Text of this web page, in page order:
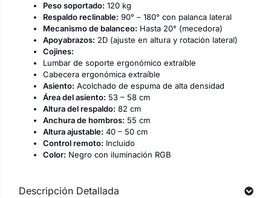
Peso soportado: 120 kg
Respaldo reclinable: 90° – 180° con palanca lateral
Mecanismo de balanceo: Hasta 20° (mecedora)
Apoyabrazos: 2D (ajuste en altura y rotación lateral)
Cojines:
Lumbar de soporte ergonómico extraíble
Cabecera ergonómica extraíble
Asiento: Acolchado de espuma de alta densidad
Área del asiento: 53 – 58 cm
Altura del respaldo: 82 cm
Anchura de hombros: 55 cm
Altura ajustable: 40 – 50 cm
Control remoto: Incluido
Color: Negro con iluminación RGB
Descripción Detallada